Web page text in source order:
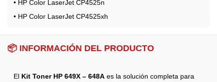
• HP Color LaserJet CP4525n
• HP Color LaserJet CP4525xh
📦 INFORMACIÓN DEL PRODUCTO
El Kit Toner HP 649X – 648A es la solución completa para